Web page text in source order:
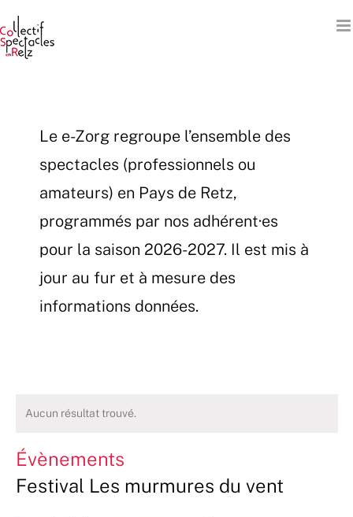
au
contenu
Le e-Zorg regroupe l’ensemble des
spectacles (professionnels ou
amateurs) en Pays de Retz,
programmés par nos adhérent·es
pour la saison 2026-2027. Il est mis à
jour au fur et à mesure des
informations données.
Aucun résultat trouvé.
Évènements
Festival Les murmures du vent